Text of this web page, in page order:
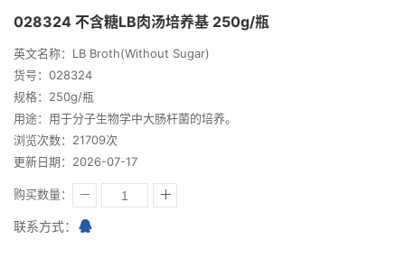
028324 不含糖LB肉汤培养基 250g/瓶
英文名称：LB Broth(Without Sugar)
货号：028324
规格：250g/瓶
用途：用于分子生物学中大肠杆菌的培养。
浏览次数：21709次
更新日期：2026-07-17
购买数量：
联系方式：